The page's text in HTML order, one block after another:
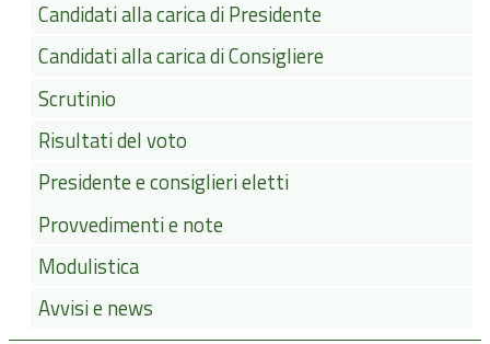
Candidati alla carica di Presidente
Candidati alla carica di Consigliere
Scrutinio
Risultati del voto
Presidente e consiglieri eletti
Provvedimenti e note
Modulistica
Avvisi e news